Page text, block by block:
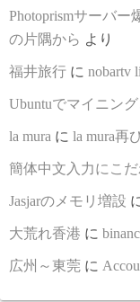
Photoprismサーバー
の片隅から より
福井旅行 に nobartv
Ubuntuでマイニン
la mura に la mura再
簡体中文入力にこ
Jasjarのメモリ増設
大荒れ香港 に
広州～東莞 に